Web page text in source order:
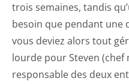
trois semaines, tandis
besoin que pendant une
vous deviez alors tout
lourde pour Steven (chef
responsable des deux